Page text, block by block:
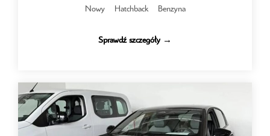
Nowy Hatchback Benzyna
Sprawdź szczegóły →